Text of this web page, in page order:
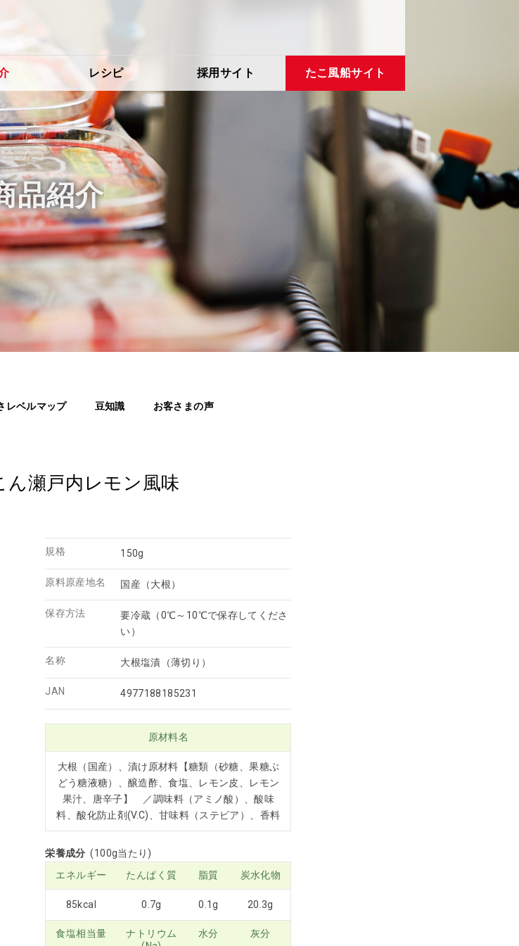
レシピ 採用サイト たこ風船サイト
品紹介
レベルマップ 豆知識 お客さまの声
ん瀬戸内レモン風味
規格 150g
原料原産地名 国産（大根）
保存方法
要冷蔵（0℃～10℃で保存してくださ
い）
名称 大根塩漬（薄切り）
JAN 4977188185231
原材料名
大根（国産）、漬け原材料【糖類（砂糖、果糖ぶ
どう糖液糖）、醸造酢、食塩、レモン皮、レモン
果汁、唐辛子】 ／調味料（アミノ酸）、酸味
料、酸化防止剤(V.C)、甘味料（ステビア）、香料
栄養成分 (100g当たり)
エネルギー
たんぱく質 脂質 炭水化物
85kcal 0.7g 0.1g 20.3g
食塩相当量
ナトリウム
水分 灰分